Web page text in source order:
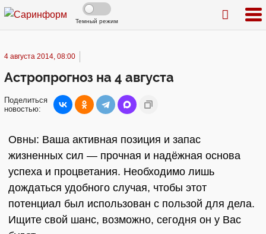
Темный режим
4 августа 2014, 08:00
Астропрогноз на 4 августа
Поделиться
новостью:
Овны: Ваша активная позиция и запас
жизненных сил — прочная и надёжная основа
успеха и процветания. Необходимо лишь
дождаться удобного случая, чтобы этот
потенциал был использован с пользой для дела.
Ищите свой шанс, возможно, сегодня он у Вас